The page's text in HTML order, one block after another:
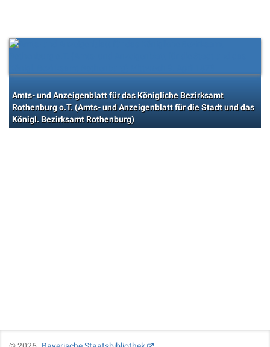
Amts- und Anzeigenblatt für das Königliche Bezirksamt
Rothenburg o.T. (Amts- und Anzeigenblatt für die Stadt und das
Königl. Bezirksamt Rothenburg)